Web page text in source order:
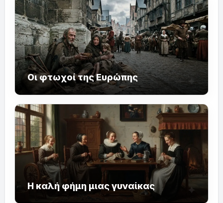
Οι φτωχοί της Ευρώπης
Η καλή φήμη μιας γυναίκας